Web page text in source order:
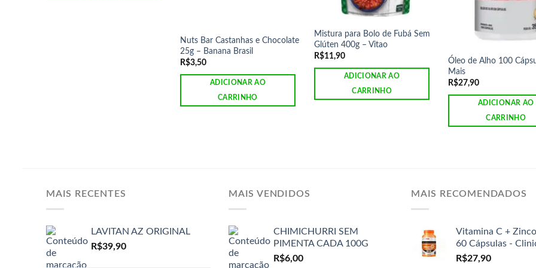
Nuts Bar Castanhas e Chocolate
25g – Banana Brasil
R$3,50
ADICIONAR AO
CARRINHO
Mistura para Bolo de Fubá Sem
Glúten 400g – Vitao
R$11,90
ADICIONAR AO
CARRINHO
Óleo de Alho 100
Mais
R$27,90
ADICIONAR AO
CARRINHO
MAIS RECENTES
LAVITAN AZ ORIGINAL
R$39,90
MAIS VENDIDOS
CHIMICHURRI SEM
PIMENTA CADA 100G
R$6,00
MAIS RECOMENDADOS
Vitamina C +
60 Cápsulas -
R$27,90